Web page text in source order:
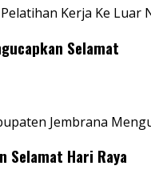
Kerja Ke Luar
Selamat
Jembrana
Selamat Hari Raya